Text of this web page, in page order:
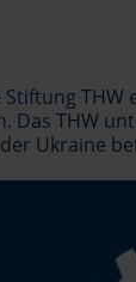
THW
Das THW
Ukraine